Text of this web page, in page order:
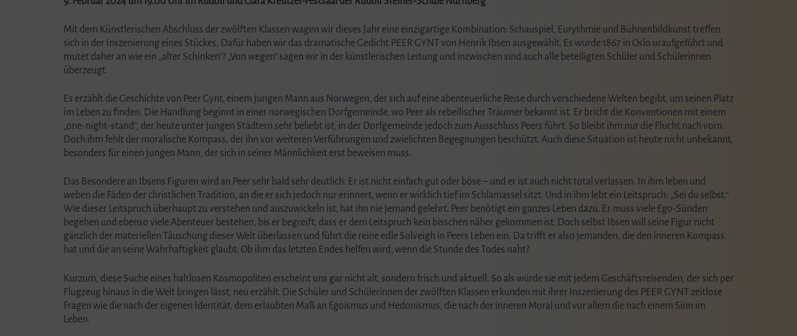
Mit dem Künstlerischen Abschluss der zwölften Klassen wagen wir dieses Jahr eine einzigartige Kombination: Schauspiel, Eurythmie und Bühnenbildkunst treffen
sich in der Inszenierung eines Stückes. Dafür haben wir das dramatische Gedicht PEER GYNT von Henrik Ibsen ausgewählt. Es wurde 1867 in Oslo uraufgeführt und
mutet daher an wie ein „alter Schinken“? „Von wegen“ sagen wir in der künstlerischen Leitung und inzwischen sind auch alle beteiligten Schüler und Schülerinnen
überzeugt.
Es erzählt die Geschichte von Peer Gynt, einem jungen Mann aus Norwegen, der sich auf eine abenteuerliche Reise durch verschiedene Welten begibt, um seinen Platz
im Leben zu finden. Die Handlung beginnt in einer norwegischen Dorfgemeinde, wo Peer als rebellischer Träumer bekannt ist. Er bricht die Konventionen mit einem
„one-night-stand“, der heute unter jungen Städtern sehr beliebt ist, in der Dorfgemeinde jedoch zum Ausschluss Peers führt. So bleibt ihm nur die Flucht nach vorn.
Doch ihm fehlt der moralische Kompass, der ihn vor weiteren Verführungen und zwielichten Begegnungen beschützt. Auch diese Situation ist heute nicht unbekannt,
besonders für einen jungen Mann, der sich in seiner Männlichkeit erst beweisen muss.
Das Besondere an Ibsens Figuren wird an Peer sehr bald sehr deutlich: Er ist nicht einfach gut oder böse – und er ist auch nicht total verlassen. In ihm leben und
weben die Fäden der christlichen Tradition, an die er sich jedoch nur erinnert, wenn er wirklich tief im Schlamassel sitzt. Und in ihm lebt ein Leitspruch: „Sei du selbst.“
Wie dieser Leitspruch überhaupt zu verstehen und auszuwickeln ist, hat ihn nie jemand gelehrt. Peer benötigt ein ganzes Leben dazu. Er muss viele Ego-Sünden
begehen und ebenso viele Abenteuer bestehen, bis er begreift, dass er dem Leitspruch kein bisschen näher gekommen ist. Doch selbst Ibsen will seine Figur nicht
gänzlich der materiellen Täuschung dieser Welt überlassen und führt die reine edle Solveigh in Peers Leben ein. Da trifft er also jemanden, die den inneren Kompass
hat und die an seine Wahrhaftigkeit glaubt. Ob ihm das letzten Endes helfen wird, wenn die Stunde des Todes naht?
Kurzum, diese Suche eines haltlosen Kosmopoliten erscheint uns gar nicht alt, sondern frisch und aktuell. So als würde sie mit jedem Geschäftsreisenden, der sich per
Flugzeug hinaus in die Welt bringen lässt, neu erzählt. Die Schüler und Schülerinnen der zwölften Klassen erkunden mit ihrer Inszenierung des PEER GYNT zeitlose
Fragen wie die nach der eigenen Identität, dem erlaubten Maß an Egoismus und Hedonismus, die nach der inneren Moral und vor allem die nach einem Sinn im
Leben.